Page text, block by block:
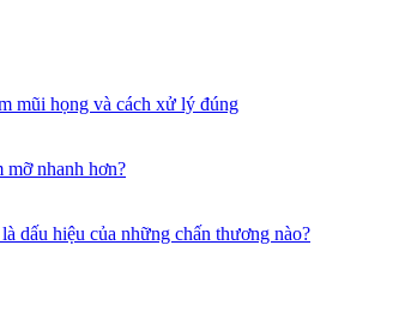
mũi họng và cách xử lý đúng
mỡ nhanh hơn?
dấu hiệu của những chấn thương nào?